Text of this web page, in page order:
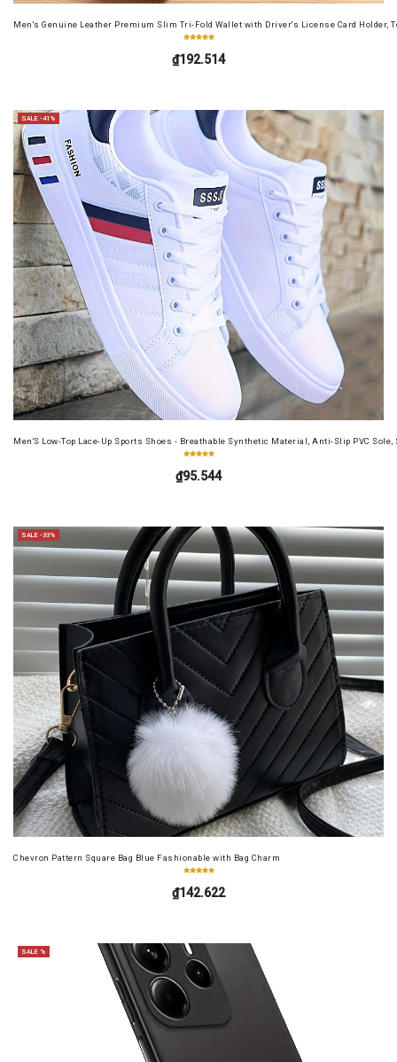
Men's Genuine Leather Premium Slim Tri-Fold Wallet with Driver's License Card Holder,
₫192.514
SALE -41%
Men'S Low-Top Lace-Up Sports Shoes - Breathable Synthetic Material, Anti-Slip PVC
₫95.544
SALE -33%
Chevron Pattern Square Bag Blue Fashionable with Bag Charm
₫142.622
SALE %